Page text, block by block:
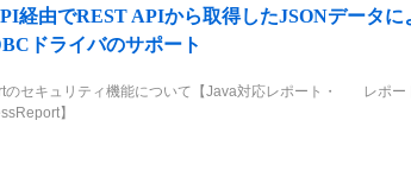
経由でREST APIから取得したJSONデータ
ドライバのサポート
セキュリティ機能について【Java対応レポート・
】
レポ